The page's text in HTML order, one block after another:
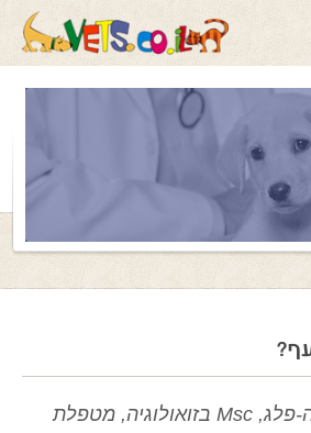
קושנריוב יוליה-פלג, Msc בזואולוגיה, מטפלת